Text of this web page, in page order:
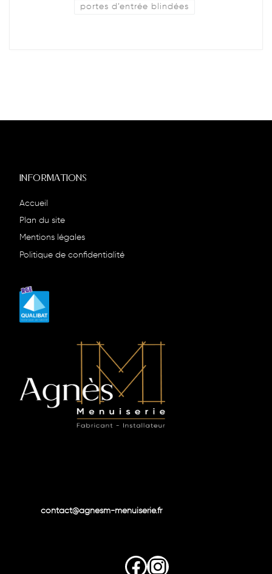
portes d’entrée blindées
INFORMATIONS
Accueil
Plan du site
Mentions légales
Politique de confidentialité
contact@agnesm-menuiserie.fr
Facebook
Instagram